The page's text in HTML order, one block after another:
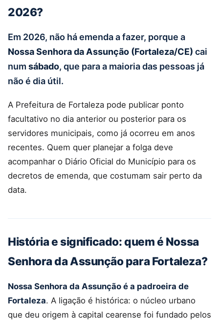
2026?
Em 2026, não há emenda a fazer, porque a
Nossa Senhora da Assunção (Fortaleza/CE) cai
num sábado, que para a maioria das pessoas já
não é dia útil.
A Prefeitura de Fortaleza pode publicar ponto
facultativo no dia anterior ou posterior para os
servidores municipais, como já ocorreu em anos
recentes. Quem quer planejar a folga deve
acompanhar o Diário Oficial do Município para os
decretos de emenda, que costumam sair perto da
data.
História e significado: quem é Nossa
Senhora da Assunção para Fortaleza?
Nossa Senhora da Assunção é a padroeira de
Fortaleza. A ligação é histórica: o núcleo urbano
que deu origem à capital cearense foi fundado pelos